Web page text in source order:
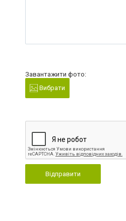
Завантажити фото:
Вибрати
Відправити